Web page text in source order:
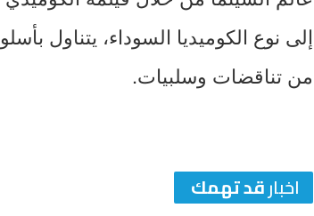
إلى نوع الكوميديا السوداء، يتناول
من تناقضات وسلبيات.
اخبارقد تهمك